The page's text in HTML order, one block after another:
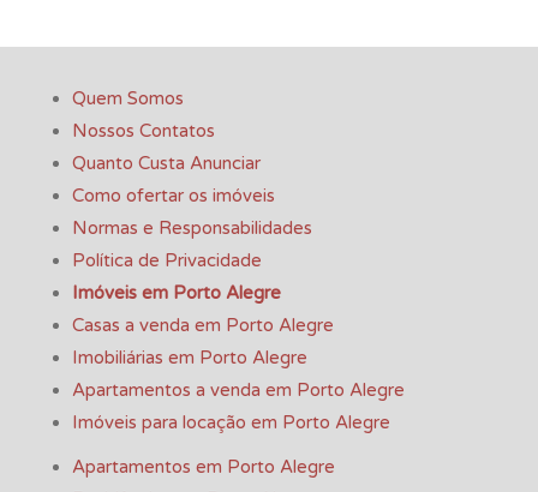
Quem Somos
Nossos Contatos
Quanto Custa Anunciar
Como ofertar os imóveis
Normas e Responsabilidades
Política de Privacidade
Imóveis em Porto Alegre
Casas a venda em Porto Alegre
Imobiliárias em Porto Alegre
Apartamentos a venda em Porto Alegre
Imóveis para locação em Porto Alegre
Apartamentos em Porto Alegre